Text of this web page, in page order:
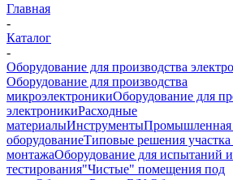
Главная
-
Каталог
-
Оборудование для производства
Оборудование для производства
микроэлектроникиОборудование для
электроникиРасходные
материалыИнструментыПромышленная
оборудованиеТиповые решения
монтажаОборудование для испытаний и
тестирования"Чистые" помещения под